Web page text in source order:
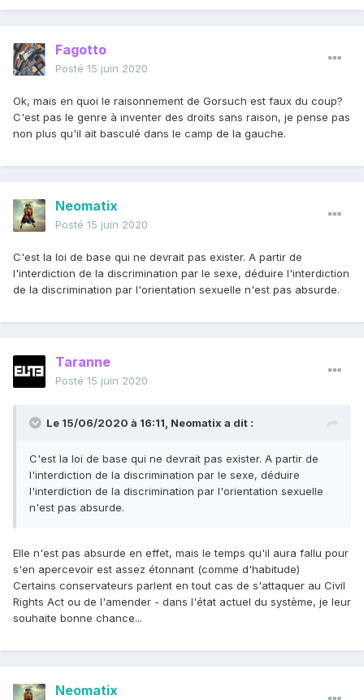
Fagotto
Posté 15 juin 2020
Ok, mais en quoi le raisonnement de Gorsuch est faux du coup?
C'est pas le genre à inventer des droits sans raison, je pense pas
non plus qu'il ait basculé dans le camp de la gauche.
Neomatix
Posté 15 juin 2020
C'est la loi de base qui ne devrait pas exister. A partir de
l'interdiction de la discrimination par le sexe, déduire l'interdiction
de la discrimination par l'orientation sexuelle n'est pas absurde.
Taranne
Posté 15 juin 2020
Le 15/06/2020 à 16:11, Neomatix a dit :
C'est la loi de base qui ne devrait pas exister. A partir de
l'interdiction de la discrimination par le sexe, déduire
l'interdiction de la discrimination par l'orientation sexuelle
n'est pas absurde.
Elle n'est pas absurde en effet, mais le temps qu'il aura fallu pour
s'en apercevoir est assez étonnant (comme d'habitude)
Certains conservateurs parlent en tout cas de s'attaquer au Civil
Rights Act ou de l'amender - dans l'état actuel du système, je leur
souhaite bonne chance...
Neomatix